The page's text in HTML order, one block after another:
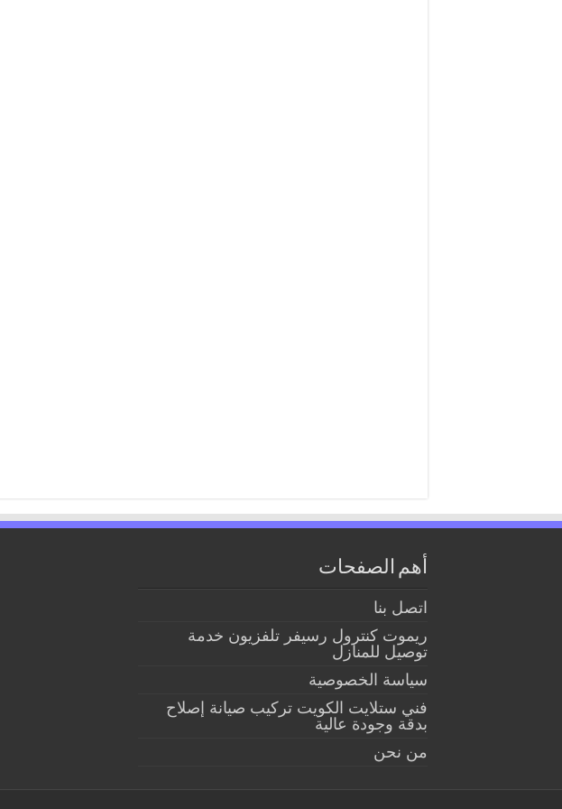
أهم الصفحات
اتصل بنا
ريموت كنترول رسيفر تلفزيون خدمة
توصيل للمنازل
سياسة الخصوصية
فني ستلايت الكويت تركيب صيانة إصلاح
بدقة وجودة عالية
من نحن